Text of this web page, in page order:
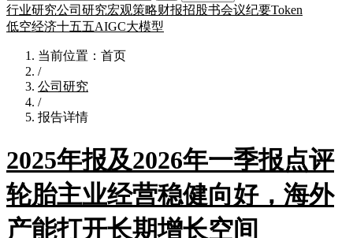
行业研究公司研究宏观策略财报招股书会议纪要Token
低空经济十五五AIGC大模型
当前位置：首页
/
公司研究
/
报告详情
2025年报及2026年一季报点评
轮胎主业经营稳健向好，海外
产能打开长期增长空间